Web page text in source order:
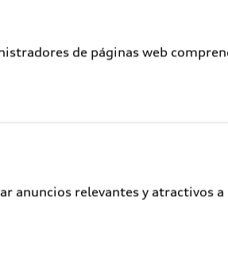
de páginas web
anuncios relevantes y atractivos